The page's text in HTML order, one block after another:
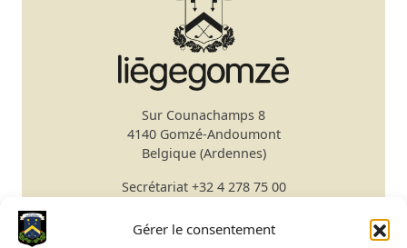
Gérer le consentement
Sur Counachamps 8
4140 Gomzé-Andoumont
Belgique (Ardennes)
Secrétariat+32 4 278 75 00
Bar/Restaurant+32 4 278 75 03